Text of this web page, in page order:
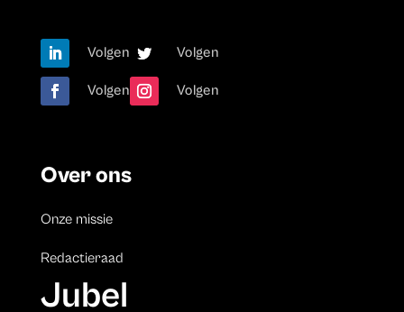
Volgen Volgen
Volgen Volgen
Over ons
Onze missie
Redactieraad
Jubel